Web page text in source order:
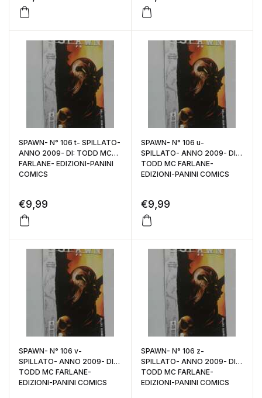
SPAWN- N° 106 t- SPILLATO-
ANNO 2009- DI: TODD MC
FARLANE- EDIZIONI-PANINI
COMICS
€9,99
SPAWN- N° 106 u-
SPILLATO- ANNO 2009- DI:
TODD MC FARLANE-
EDIZIONI-PANINI COMICS
€9,99
SPAWN- N° 106 v-
SPILLATO- ANNO 2009- DI:
TODD MC FARLANE-
EDIZIONI-PANINI COMICS
SPAWN- N° 106 z-
SPILLATO- ANNO 2009- DI:
TODD MC FARLANE-
EDIZIONI-PANINI COMICS